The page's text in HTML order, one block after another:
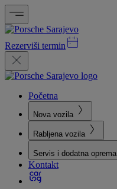
Rezerviši termin
Početna
Nova vozila
Rabljena vozila
Servis i dodatna oprema
Kontakt